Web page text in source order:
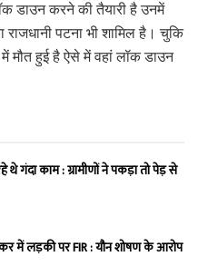
डाउन करने की तैयारी है उनमें
पटना भी शामिल है। चुकि
मौत हुई है ऐसे में वहां लॉक डाउन
गंदा काम : ग्रामीणों ने पकड़ा तो पेड़ से
में लड़की पर FIR : यौन शोषण के आरोप